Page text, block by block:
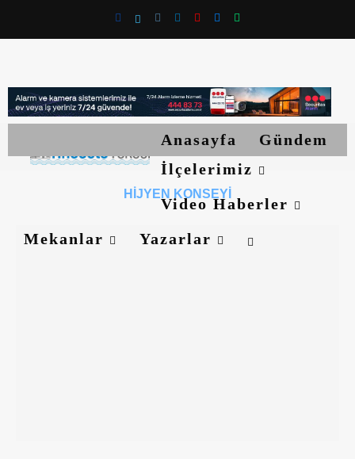
Anasayfa
Gündem
İlçelerimiz
Video Haberler
Mekanlar
Yazarlar
HIJYEN KONSEYI